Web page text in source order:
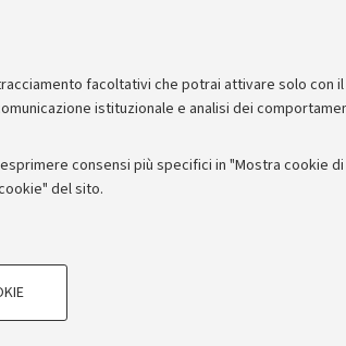
facoltativi che potrai attivare solo con
istituzionale e analisi dei
consensi più specifici in "Mostra cookie
del sito.
TECNICI - NECESSARI
33 - 40126 Bologna - PI: 01131710376 - CF:
Cookie